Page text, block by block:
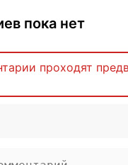
пока нет
проходят